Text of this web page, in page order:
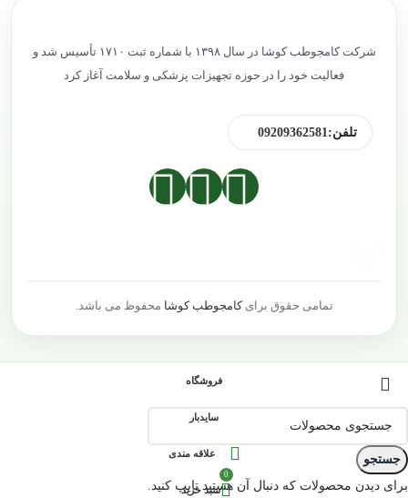
شرکت کامجوطب کوشا در سال ۱۳۹۸ با شماره ثبت ۱۷۱۰ تأسیس شد و
فعالیت خود را در حوزه تجهیزات پزشکی و سلامت آغاز کرد
تلفن:09209362581
تمامی حقوق برایکامجوطب کوشا محفوظ می باشد.
جستجو
برای دیدن محصولات که دنبال آن هستید تایپ کنید.
فروشگاه
سایدبار
علاقه مندی
0
سبد خرید